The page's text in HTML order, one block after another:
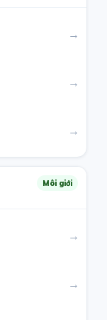
→
→
→
Môi giới
→
→